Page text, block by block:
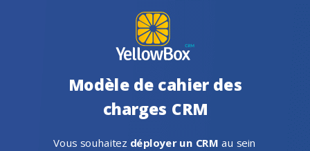
Modèle de cahier des
charges CRM
Vous souhaitez déployer un CRM au sein